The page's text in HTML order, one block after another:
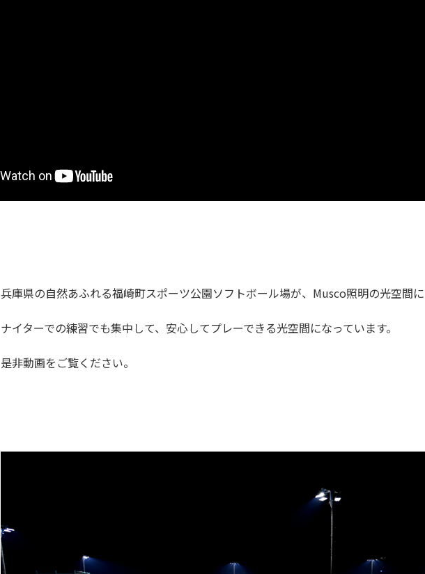
兵庫県の自然あふれる福崎町スポーツ公園ソフトボール場が、Musco照明の光空間に
ナイターでの練習でも集中して、安心してプレーできる光空間になっています。
是非動画をご覧ください。